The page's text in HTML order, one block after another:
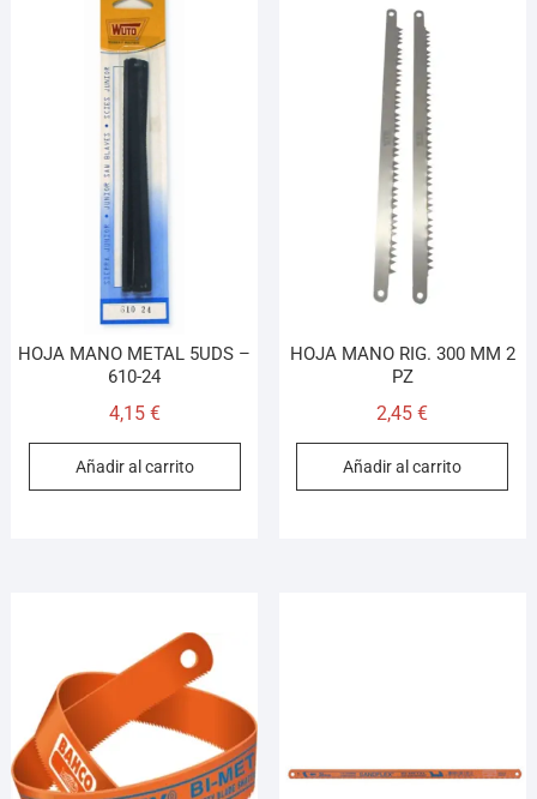
HOJA MANO METAL 5UDS –
610-24
4,15 €
Añadir al carrito
HOJA MANO RIG. 300 MM 2
PZ
2,45€
Añadir al carrito